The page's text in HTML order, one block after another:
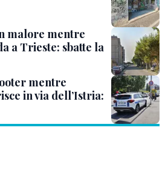
malore mentre
a Trieste: sbatte la
mentre
in via dell’Istria: